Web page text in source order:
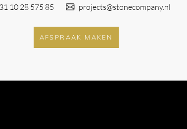
10 28 575 85 projects@stonecompany.nl
AFSPRAAK MAKEN